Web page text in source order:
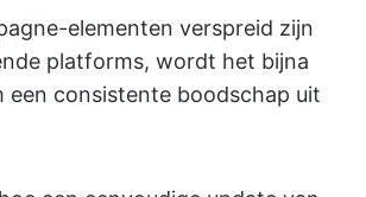
elementen verspreid zijn
platforms, wordt het bijna
een consistente boodschap uit